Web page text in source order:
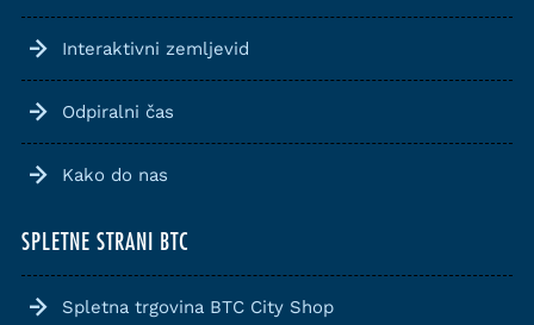
Interaktivni zemljevid
Odpiralni čas
Kako do nas
SPLETNE STRANI BTC
Spletna trgovina BTC City Shop